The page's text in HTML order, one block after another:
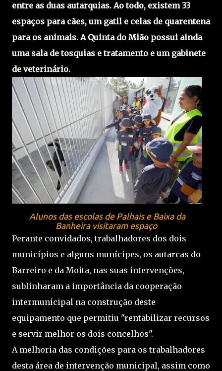
entre as duas autarquias. Ao todo, existem 33
espaços para cães, um gatil e celas de quarentena
para os animais. A Quinta do Mião possui ainda
uma sala de tosquias e tratamento e um gabinete
de veterinário.
Alunos das escolas de Palhais e Baixa da
Banheira visitaram espaço
Perante convidados, trabalhadores dos dois
municípios e alguns munícipes, os autarcas do
Barreiro e da Moita, nas suas intervenções,
sublinharam a importância da cooperação
intermunicipal na construção deste
equipamento que permitiu "rentabilizar recursos
e servir melhor os dois concelhos".
A melhoria das condições para os trabalhadores
desta área de intervenção municipal, assim como